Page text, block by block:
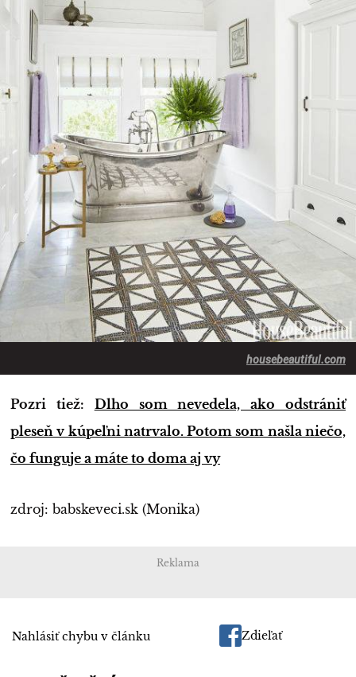
housebeautiful.com
Pozri tiež: Dlho som nevedela, ako odstrániť
pleseň v kúpeľni natrvalo. Potom som našla niečo,
čo funguje a máte to doma aj vy
zdroj: babskeveci.sk (Monika)
Reklama
Nahlásiť chybu v článku Zdieľať